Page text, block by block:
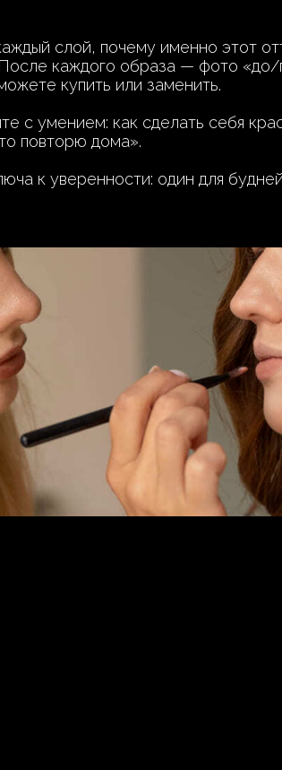
слой, почему именно этот
каждого образа — фото
купить или заменить.
с умением: как сделать себя
повторю дома».
к уверенности: один для